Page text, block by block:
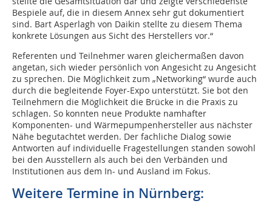
Bespiele auf, die in diesem Annex sehr gut dokumentiert
sind. Bart Asperlagh von Daikin stellte zu diesem Thema
konkrete Lösungen aus Sicht des Herstellers vor.“
Referenten und Teilnehmer waren gleichermaßen davon
angetan, sich wieder persönlich von Angesicht zu Angesicht
zu sprechen. Die Möglichkeit zum „Networking“ wurde auch
durch die begleitende Foyer-Expo unterstützt. Sie bot den
Teilnehmern die Möglichkeit die Brücke in die Praxis zu
schlagen. So konnten neue Produkte namhafter
Komponenten- und Wärmepumpenhersteller aus nächster
Nähe begutachtet werden. Der fachliche Dialog sowie
Antworten auf individuelle Fragestellungen standen sowohl
bei den Ausstellern als auch bei den Verbänden und
Institutionen aus dem In- und Ausland im Fokus.
Weitere Termine in Nürnberg: